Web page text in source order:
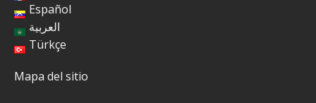
Español
العربية
Türkçe
Mapa del sitio